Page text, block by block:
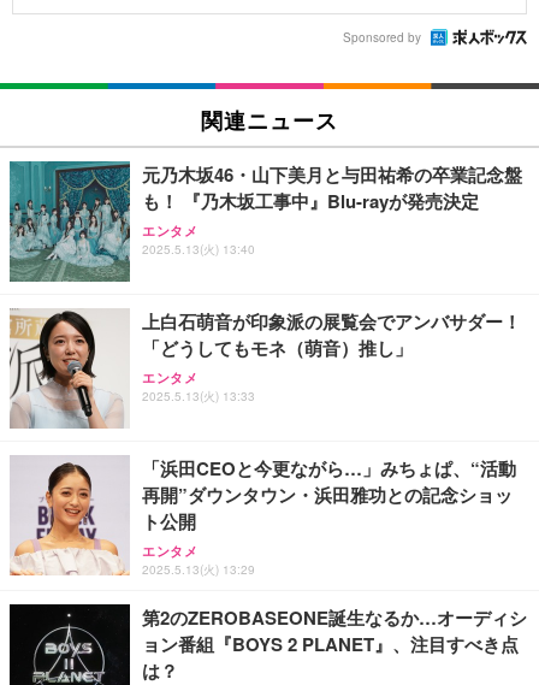
Sponsored by
関連ニュース
元乃木坂46・山下美月と与田祐希の卒業記念盤
も！ 『乃木坂工事中』Blu-rayが発売決定
エンタメ
2025.5.13(火) 13:40
上白石萌音が印象派の展覧会でアンバサダー！
「どうしてもモネ（萌音）推し」
エンタメ
2025.5.13(火) 13:33
「浜田CEOと今更ながら…」みちょぱ、“活動
再開”ダウンタウン・浜田雅功との記念ショッ
ト公開
エンタメ
2025.5.13(火) 13:29
第2のZEROBASEONE誕生なるか…オーディシ
ョン番組『BOYS 2 PLANET』、注目すべき点
は？